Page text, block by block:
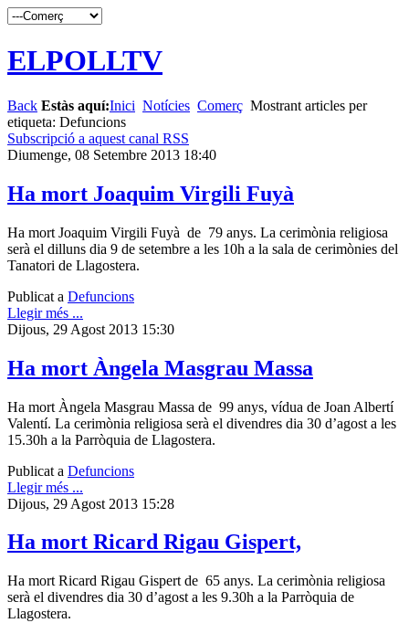
ELPOLLTV
Back Estàs aquí:Inici Notícies Comerç Mostrant articles per
etiqueta: Defuncions
Subscripció a aquest canal RSS
Diumenge, 08 Setembre 2013 18:40
Ha mort Joaquim Virgili Fuyà
Ha mort Joaquim Virgili Fuyà de 79 anys. La cerimònia religiosa
serà el dilluns dia 9 de setembre a les 10h a la sala de cerimònies del
Tanatori de Llagostera.
Publicat a Defuncions
Llegir més ...
Dijous, 29 Agost 2013 15:30
Ha mort Àngela Masgrau Massa
Ha mort Àngela Masgrau Massa de 99 anys, vídua de Joan Albertí
Valentí. La cerimònia religiosa serà el divendres dia 30 d’agost a les
15.30h a la Parròquia de Llagostera.
Publicat a Defuncions
Llegir més ...
Dijous, 29 Agost 2013 15:28
Ha mort Ricard Rigau Gispert,
Ha mort Ricard Rigau Gispert de 65 anys. La cerimònia religiosa
serà el divendres dia 30 d’agost a les 9.30h a la Parròquia de
Llagostera.